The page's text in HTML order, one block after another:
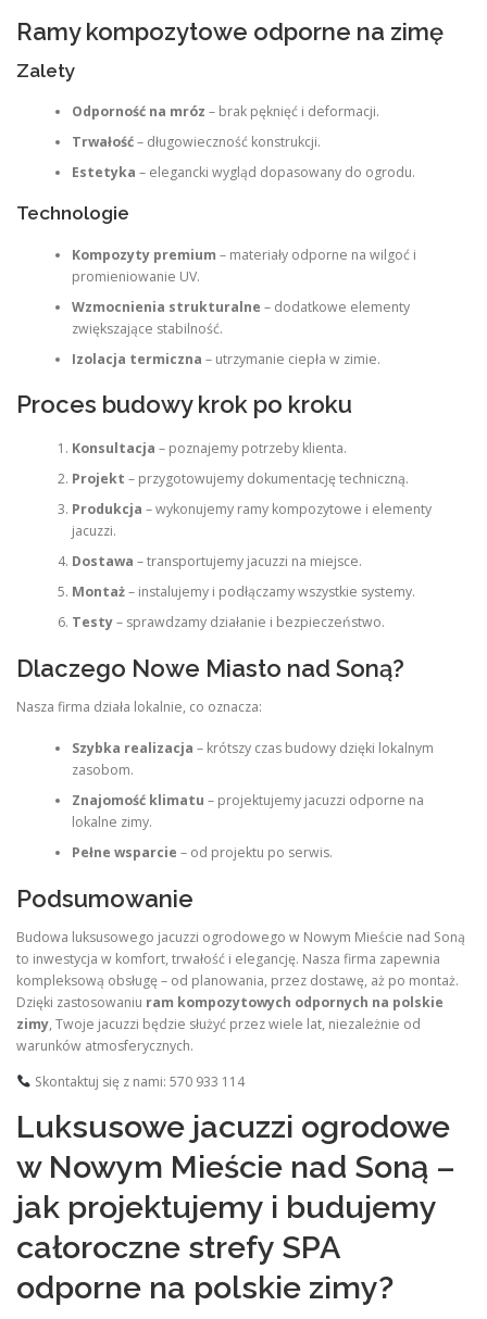
Ramy kompozytowe odporne na zimę
Zalety
Odporność na mróz – brak pęknięć i deformacji.
Trwałość– długowieczność konstrukcji.
Estetyka – elegancki wygląd dopasowany do ogrodu.
Technologie
Kompozyty premium – materiały odporne na wilgoć i
promieniowanie UV.
Wzmocnienia strukturalne – dodatkowe elementy
zwiększające stabilność.
Izolacja termiczna – utrzymanie ciepła w zimie.
Proces budowy krok po kroku
Konsultacja – poznajemy potrzeby klienta.
Projekt – przygotowujemy dokumentację techniczną.
Produkcja – wykonujemy ramy kompozytowe i elementy
jacuzzi.
Dostawa – transportujemy jacuzzi na miejsce.
Montaż– instalujemy i podłączamy wszystkie systemy.
Testy– sprawdzamy działanie i bezpieczeństwo.
Dlaczego Nowe Miasto nad Soną?
Nasza firma działa lokalnie, co oznacza:
Szybka realizacja – krótszy czas budowy dzięki lokalnym
zasobom.
Znajomość klimatu – projektujemy jacuzzi odporne na
lokalne zimy.
Pełne wsparcie – od projektu po serwis.
Podsumowanie
Budowa luksusowego jacuzzi ogrodowego w Nowym Mieście nad Soną
to inwestycja w komfort, trwałość i elegancję. Nasza firma zapewnia
kompleksową obsługę – od planowania, przez dostawę, aż po montaż.
Dzięki zastosowaniu ram kompozytowych odpornych na polskie
zimy, Twoje jacuzzi będzie służyć przez wiele lat, niezależnie od
warunków atmosferycznych.
Skontaktuj się z nami: 570 933 114
Luksusowe jacuzzi ogrodowe
w Nowym Mieście nad Soną –
jak projektujemy i budujemy
całoroczne strefy SPA
odporne na polskie zimy?